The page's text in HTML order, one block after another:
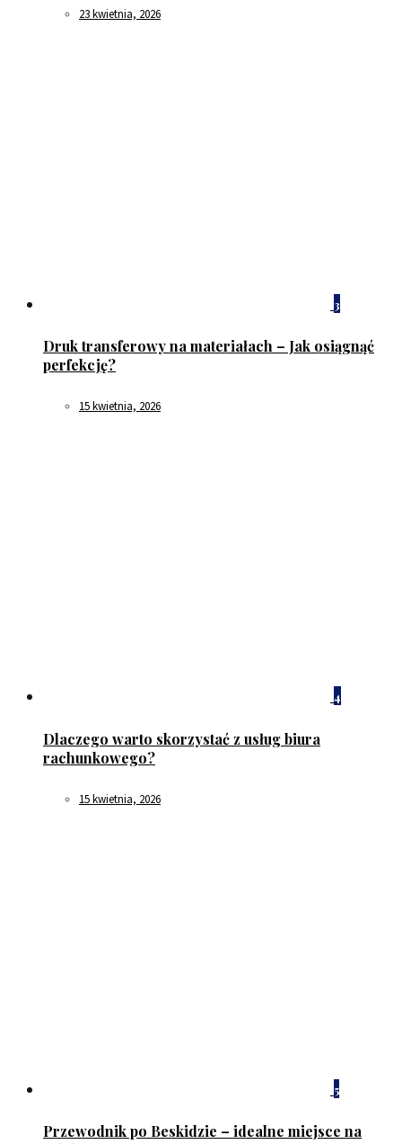
23 kwietnia, 2026
3
Druk transferowy na materiałach – Jak osiągnąć
perfekcję?
15 kwietnia, 2026
4
Dlaczego warto skorzystać z usług biura
rachunkowego?
15 kwietnia, 2026
5
Przewodnik po Beskidzie – idealne miejsce na